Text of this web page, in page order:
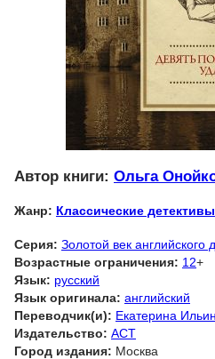
Автор книги: Ольга
Жанр: Классические детективы
Серия: Золотой век английского
Возрастные ограничения: 12+
Язык: русский
Язык оригинала: английский
Переводчик(и): Екатерина
Издательство: АСТ
Город издания: Москва